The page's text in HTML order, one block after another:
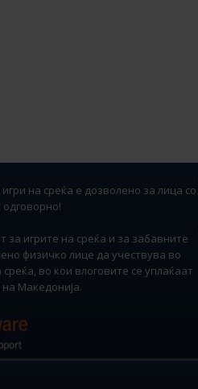
на среќа е дозволено за лица со
одговорно!
за игрите на среќа и за забавните
физичко лице да учествува во
среќа, во кои влоговите се уплаќаат
Македонија.